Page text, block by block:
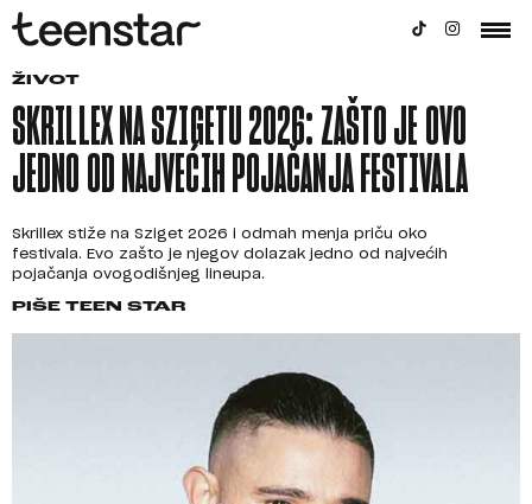
ŽIVOT
SKRILLEX NA SZIGETU 2026: ZAŠTO JE OVO
JEDNO OD NAJVEĆIH POJAČANJA FESTIVALA
Skrillex stiže na Sziget 2026 i odmah menja priču oko
festivala. Evo zašto je njegov dolazak jedno od najvećih
pojačanja ovogodišnjeg lineupa.
PIŠE TEEN STAR